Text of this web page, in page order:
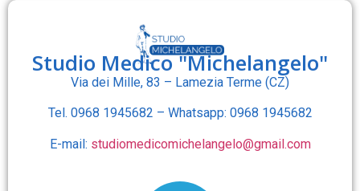
Studio Medico "Michelangelo"
Via dei Mille, 83 – Lamezia Terme (CZ)
Tel. 0968 1945682 – Whatsapp: 0968 1945682
E-mail: studiomedicomichelangelo@gmail.com